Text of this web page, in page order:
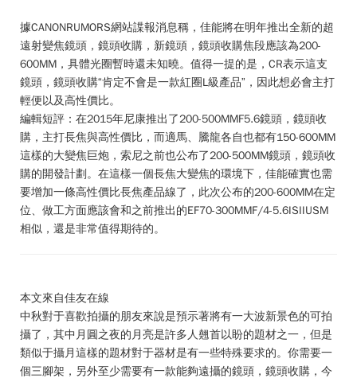
據CANONRUMORS網站諜報消息稱，佳能將在明年推出全新的超
遠射變焦鏡頭，鏡頭收購，新鏡頭，鏡頭收購焦段應該為200-
600MM，具體光圈暫時還未知曉。值得一提的是，CR表示這支
鏡頭，鏡頭收購“肯定不會是一款紅圈L級產品”，因此想必會主打
輕便以及高性價比。
編輯短評： 在2015年尼康推出了200-500MMF5.6鏡頭，鏡頭收
購，主打長焦與高性價比，而適馬、騰龍各自也都有150-600MM
這樣的大變焦巨炮，索尼之前也公布了200-500MM鏡頭，鏡頭收
購的開發計劃。在這樣一個長焦大變焦的環境下，佳能確實也需
要增加一條高性價比長焦產品線了，此次公布的200-600MM在定
位、做工方面應該會和之前推出的EF70-300MMF/4-5.6ISIIUSM
相似，還是非常值得期待的。
本文來自佳友在線
中秋對于喜歡拍攝的朋友來說是預示著將有一大波新景色的可拍
攝了，其中月圓之夜的月亮是許多人翹首以盼的題材之一，但是
類似于攝月這樣的題材對于器材是有一些特殊要求的。你需要一
個三腳架，另外至少需要有一款能夠遠攝的鏡頭，鏡頭收購，今